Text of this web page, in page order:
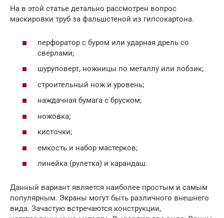
На в этой статье детально рассмотрен вопрос
маскировки труб за фальшстеной из гипсокартона.
перфоратор с буром или ударная дрель со
сверлами;
шуруповерт, ножницы по металлу или лобзик;
строительный нож и уровень;
наждачная бумага с бруском;
ножовка;
кисточки;
емкость и набор мастерков;
линейка (рулетка) и карандаш.
Данный вариант является наиболее простым и самым
популярным. Экраны могут быть различного внешнего
вида. Зачастую встречаются конструкции,